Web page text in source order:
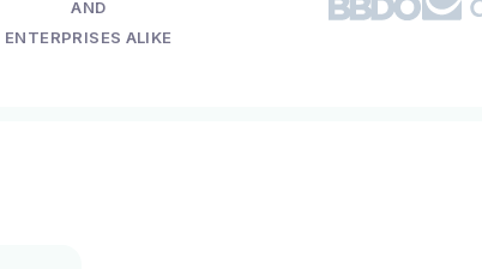
AND
ENTERPRISES ALIKE